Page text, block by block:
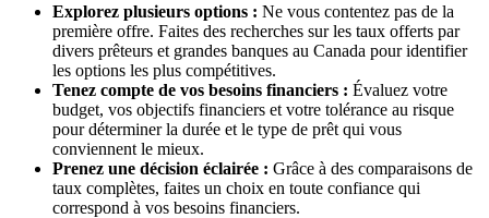
Explorez plusieurs options : Ne vous contentez pas de la
première offre. Faites des recherches sur les taux offerts par
divers prêteurs et grandes banques au Canada pour identifier
les options les plus compétitives.
Tenez compte de vos besoins financiers : Évaluez votre
budget, vos objectifs financiers et votre tolérance au risque
pour déterminer la durée et le type de prêt qui vous
conviennent le mieux.
Prenez une décision éclairée : Grâce à des comparaisons de
taux complètes, faites un choix en toute confiance qui
correspond à vos besoins financiers.